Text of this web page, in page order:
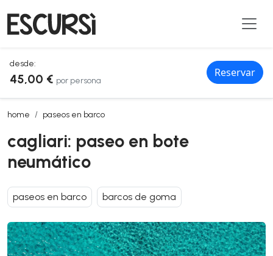
desde:
45,00 € por persona
Reservar
home paseos en barco
cagliari: paseo en bote neumático
cagliari: paseo en bote
neumático
paseos en barco barcos de goma